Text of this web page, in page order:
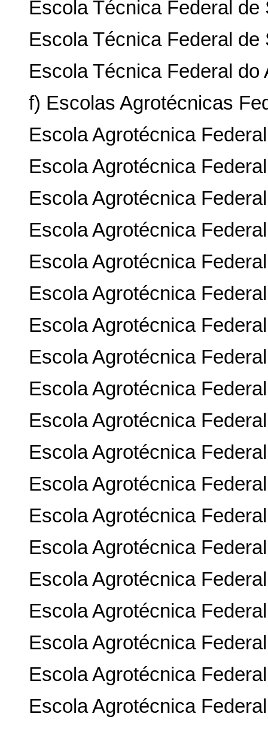
Escola Técnica Federal de
Escola Técnica Federal de
Escola Técnica Federal do
f) Escolas Agrotécnicas
Escola Agrotécnica
Escola Agrotécnica
Escola Agrotécnica
Escola Agrotécnica
Escola Agrotécnica
Escola Agrotécnica
Escola Agrotécnica
Escola Agrotécnica
Escola Agrotécnica
Escola Agrotécnica
Escola Agrotécnica
Escola Agrotécnica
Escola Agrotécnica
Escola Agrotécnica
Escola Agrotécnica
Escola Agrotécnica
Escola Agrotécnica
Escola Agrotécnica
Escola Agrotécnica